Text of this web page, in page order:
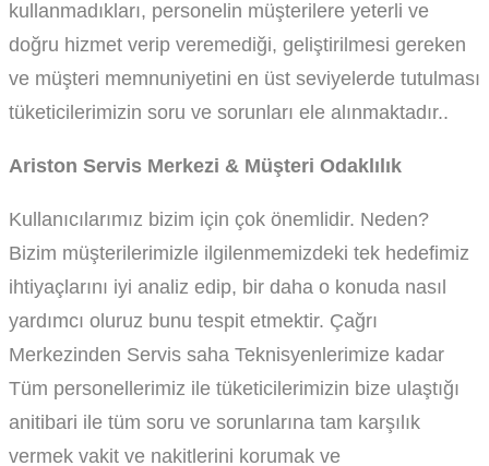
kullanmadıkları, personelin müşterilere yeterli ve
doğru hizmet verip veremediği, geliştirilmesi gereken
ve müşteri memnuniyetini en üst seviyelerde tutulması
tüketicilerimizin soru ve sorunları ele alınmaktadır..
Ariston Servis Merkezi & Müşteri Odaklılık
Kullanıcılarımız bizim için çok önemlidir. Neden?
Bizim müşterilerimizle ilgilenmemizdeki tek hedefimiz
ihtiyaçlarını iyi analiz edip, bir daha o konuda nasıl
yardımcı oluruz bunu tespit etmektir. Çağrı
Merkezinden Servis saha Teknisyenlerimize kadar
Tüm personellerimiz ile tüketicilerimizin bize ulaştığı
anitibari ile tüm soru ve sorunlarına tam karşılık
vermek vakit ve nakitlerini korumak ve